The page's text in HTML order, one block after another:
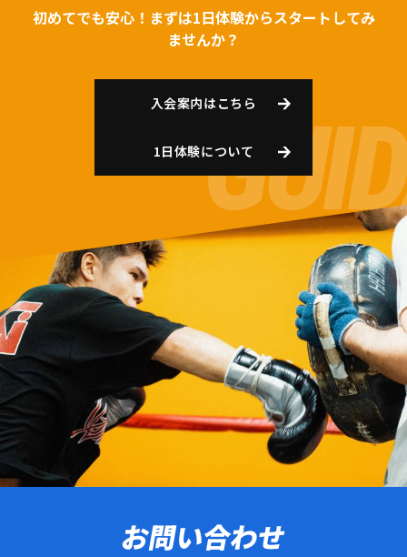
初めてでも安心！まずは1日体験からスタートしてみ
ませんか？
入会案内はこちら
1日体験について
お問い合わせ